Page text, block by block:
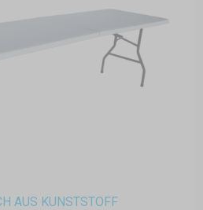
AUS KUNSTSTOFF